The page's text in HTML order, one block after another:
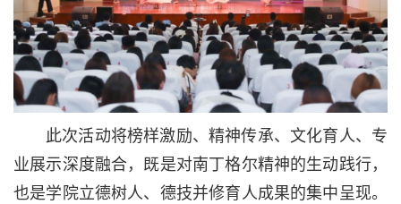
此次活动将榜样激励、精神传承、文化育人、专
业展示深度融合，既是对南丁格尔精神的生动践行，
也是学院立德树人、德技并修育人成果的集中呈现。